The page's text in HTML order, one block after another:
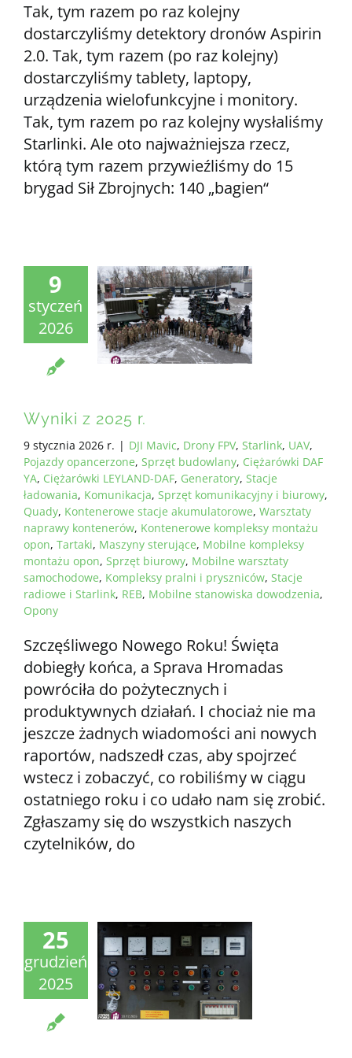
Tak, tym razem po raz kolejny
dostarczyliśmy detektory dronów Aspirin
2.0. Tak, tym razem (po raz kolejny)
dostarczyliśmy tablety, laptopy,
urządzenia wielofunkcyjne i monitory.
Tak, tym razem po raz kolejny wysłaliśmy
Starlinki. Ale oto najważniejsza rzecz,
którą tym razem przywieźliśmy do 15
brygad Sił Zbrojnych: 140 „bagien“
9
styczeń
2026
Wyniki z 2025 r.
9 stycznia 2026 r. | DJI Mavic, Drony FPV, Starlink, UAV,
Pojazdy opancerzone, Sprzęt budowlany, Ciężarówki DAF
YA, Ciężarówki LEYLAND-DAF, Generatory, Stacje
ładowania, Komunikacja, Sprzęt komunikacyjny i biurowy,
Quady, Kontenerowe stacje akumulatorowe, Warsztaty
naprawy kontenerów, Kontenerowe kompleksy montażu
opon, Tartaki, Maszyny sterujące, Mobilne kompleksy
montażu opon, Sprzęt biurowy, Mobilne warsztaty
samochodowe, Kompleksy pralni i pryszniców, Stacje
radiowe i Starlink, REB, Mobilne stanowiska dowodzenia,
Opony
Szczęśliwego Nowego Roku! Święta
dobiegły końca, a Sprava Hromadas
powróciła do pożytecznych i
produktywnych działań. I chociaż nie ma
jeszcze żadnych wiadomości ani nowych
raportów, nadszedł czas, aby spojrzeć
wstecz i zobaczyć, co robiliśmy w ciągu
ostatniego roku i co udało nam się zrobić.
Zgłaszamy się do wszystkich naszych
czytelników, do
25
grudzień
2025